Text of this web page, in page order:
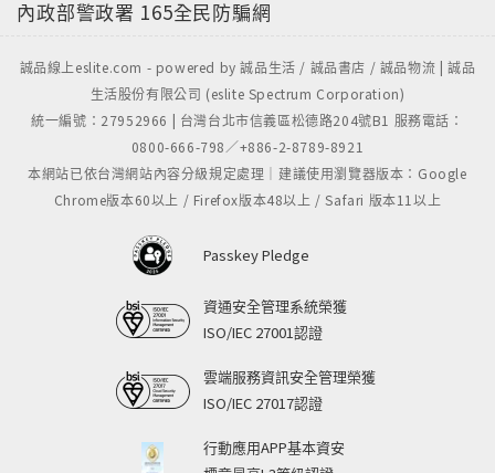
內政部警政署 165全民防騙網
誠品線上eslite.com - powered by 誠品生活 / 誠品書店 / 誠品物流 | 誠品
生活股份有限公司 (eslite Spectrum Corporation)
統一編號：27952966 | 台灣台北市信義區松德路204號B1 服務電話：
0800-666-798／+886-2-8789-8921
本網站已依台灣網站內容分級規定處理｜建議使用瀏覽器版本：Google
Chrome版本60以上 / Firefox版本48以上 / Safari 版本11以上
Passkey Pledge
資通安全管理系統榮獲
ISO/IEC 27001認證
雲端服務資訊安全管理榮獲
ISO/IEC 27017認證
行動應用APP基本資安